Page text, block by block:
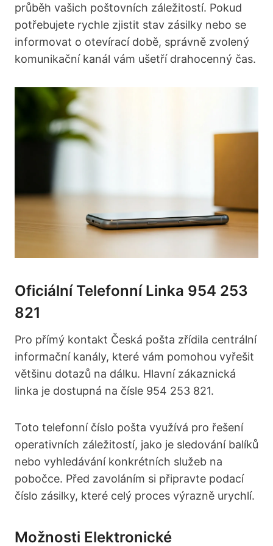
průběh vašich poštovních záležitostí. Pokud
potřebujete rychle zjistit stav zásilky nebo se
informovat o otevírací době, správně zvolený
komunikační kanál vám ušetří drahocenný čas.
Oficiální Telefonní Linka 954 253
821
Pro přímý kontakt Česká pošta zřídila centrální
informační kanály, které vám pomohou vyřešit
většinu dotazů na dálku. Hlavní zákaznická
linka je dostupná na čísle 954 253 821.
Toto telefonní číslo pošta využívá pro řešení
operativních záležitostí, jako je sledování balíků
nebo vyhledávání konkrétních služeb na
pobočce. Před zavoláním si připravte podací
číslo zásilky, které celý proces výrazně urychlí.
Možnosti Elektronické